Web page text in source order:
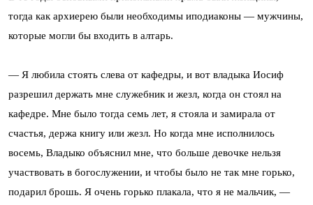
тогда как архиерею были необходимы иподиаконы — мужчины,
которые могли бы входить в алтарь.
— Я любила стоять слева от кафедры, и вот владыка Иосиф
разрешил держать мне слyжебник и жезл, когда он стоял на
кафедре. Мне было тогда семь лет, я стояла и замирала от
счастья, держа книгу или жезл. Но когда мне исполнилось
восемь, Владыко объяснил мне, что больше девочке нельзя
участвовать в богослужении, и чтобы было не так мне горько,
подарил брошь. Я очень горько плакала, что я не мальчик, —